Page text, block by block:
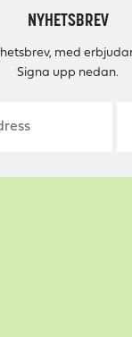
NYHETSBREV
med
Signa upp nedan.